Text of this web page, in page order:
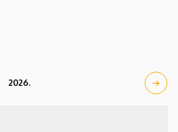
2026.